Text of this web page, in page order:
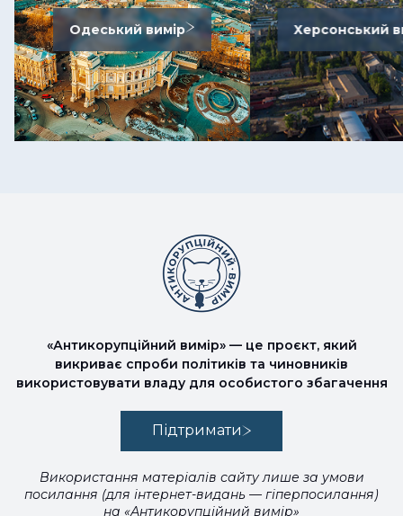
Одеський вимір Херсонський
«Антикорупційний вимір» — це проєкт, який
викриває спроби політиків та чиновників
використовувати владу для особистого збагачення
Підтримати
Використання матеріалів сайту лише за умови
посилання (для інтернет-видань — гіперпосилання)
на «Антикорупційний вимір»